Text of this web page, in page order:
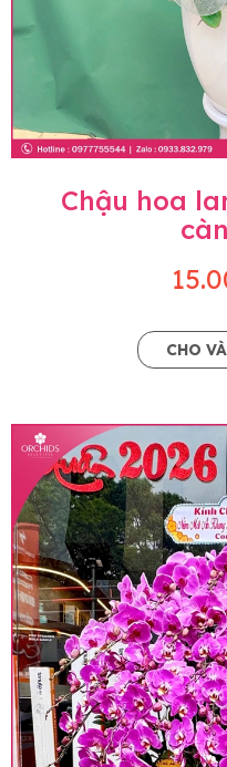
Chậu hoa
CHO